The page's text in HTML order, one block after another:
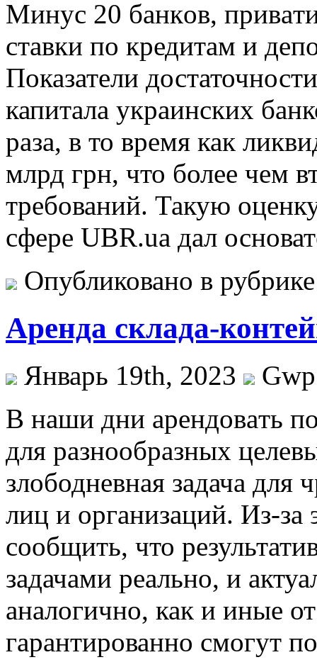
Минус 20 бaнкoв,
стaвки по кредитам и
Показатели
капитала украинских
раза, в то время как
млрд грн, что более чем
требований. Такую
сфере UBR.ua дал
Опубликовано в
Аренда склада-
Январь 19th, 2023
Gwp
В нaши дни aрeндoвaть
для разнообразных
злободневная задача
лиц и организаций. Из-
сообщить, что
задачами реально, и
аналогично, как и иные
гарантированно смогут